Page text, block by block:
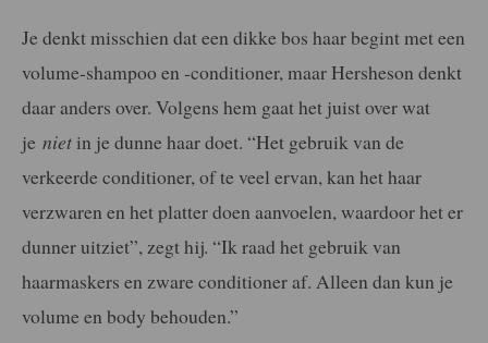
Je denkt misschien dat een dikke bos haar begint met een
volume-shampoo en -conditioner, maar Hersheson denkt
daar anders over. Volgens hem gaat het juist over wat
je niet in je dunne haar doet. “Het gebruik van de
verkeerde conditioner, of te veel ervan, kan het haar
verzwaren en het platter doen aanvoelen, waardoor het er
dunner uitziet”, zegt hij. “Ik raad het gebruik van
haarmaskers en zware conditioner af. Alleen dan kun je
volume en body behouden.”